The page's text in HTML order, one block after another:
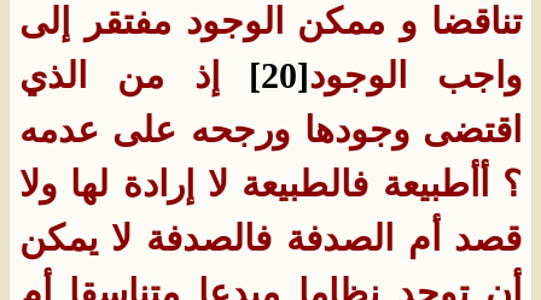
تناقضا و ممكن الوجود مفتقر إلى
واجب الوجود[20]
إذ من الذي
اقتضى وجودها ورجحه على عدمه
؟ أأطبيعة فالطبيعة لا إرادة لها ولا
قصد أم الصدفة فالصدفة لا يمكن